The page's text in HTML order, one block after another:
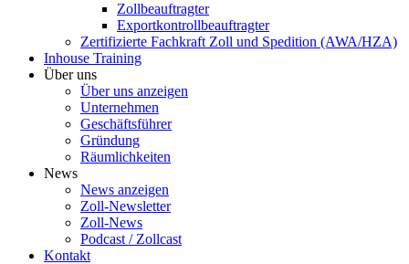
Zollbeauftragter
Exportkontrollbeauftragter
Zertifizierte Fachkraft Zoll und Spedition (AWA/HZA)
Inhouse Training
Über uns
Über uns anzeigen
Unternehmen
Geschäftsführer
Gründung
Räumlichkeiten
News
News anzeigen
Zoll-Newsletter
Zoll-News
Podcast / Zollcast
Kontakt